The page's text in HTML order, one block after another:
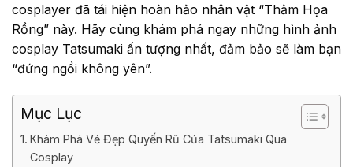
cosplayer đã tái hiện hoàn hảo nhân vật “Thảm Họa
Rồng” này. Hãy cùng khám phá ngay những hình ảnh
cosplay Tatsumaki ấn tượng nhất, đảm bảo sẽ làm bạn
“đứng ngồi không yên”.
Mục Lục
Khám Phá Vẻ Đẹp Quyến Rũ Của Tatsumaki Qua
Cosplay